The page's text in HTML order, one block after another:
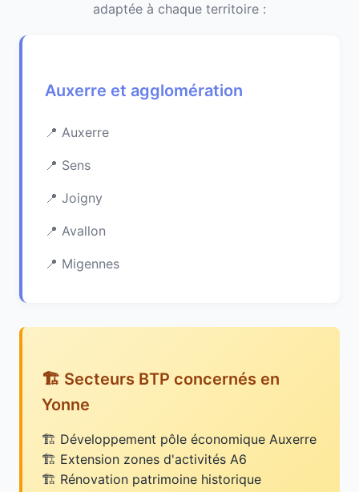
adaptée à chaque territoire :
Auxerre et agglomération
Auxerre
Sens
Joigny
Avallon
Migennes
🏗️ Secteurs BTP concernés en
Yonne
Développement pôle économique Auxerre
Extension zones d'activités A6
Rénovation patrimoine historique